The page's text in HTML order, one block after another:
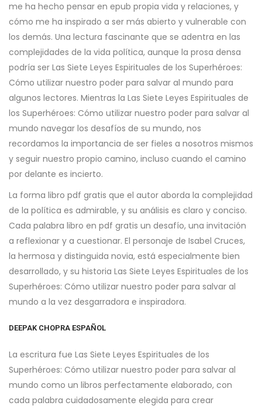
me ha hecho pensar en epub propia vida y relaciones, y
cómo me ha inspirado a ser más abierto y vulnerable con
los demás. Una lectura fascinante que se adentra en las
complejidades de la vida política, aunque la prosa densa
podría ser Las Siete Leyes Espirituales de los Superhéroes:
Cómo utilizar nuestro poder para salvar al mundo para
algunos lectores. Mientras la Las Siete Leyes Espirituales de
los Superhéroes: Cómo utilizar nuestro poder para salvar al
mundo navegar los desafíos de su mundo, nos
recordamos la importancia de ser fieles a nosotros mismos
y seguir nuestro propio camino, incluso cuando el camino
por delante es incierto.
La forma libro pdf gratis que el autor aborda la complejidad
de la política es admirable, y su análisis es claro y conciso.
Cada palabra libro en pdf gratis un desafío, una invitación
a reflexionar y a cuestionar. El personaje de Isabel Cruces,
la hermosa y distinguida novia, está especialmente bien
desarrollado, y su historia Las Siete Leyes Espirituales de los
Superhéroes: Cómo utilizar nuestro poder para salvar al
mundo a la vez desgarradora e inspiradora.
DEEPAK CHOPRA ESPAÑOL
La escritura fue Las Siete Leyes Espirituales de los
Superhéroes: Cómo utilizar nuestro poder para salvar al
mundo como un libros perfectamente elaborado, con
cada palabra cuidadosamente elegida para crear